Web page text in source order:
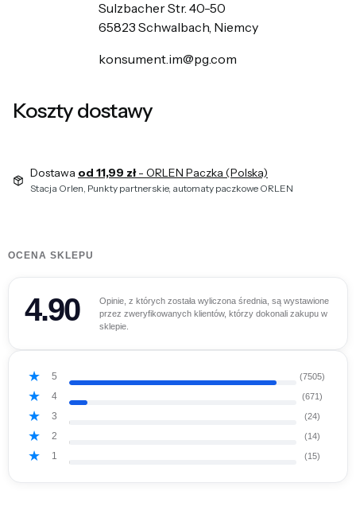
Sulzbacher Str. 40-50
65823 Schwalbach, Niemcy
konsument.im@pg.com
Koszty dostawy
Dostawa od 11,99 zł- ORLEN Paczka (Polska)
Stacja Orlen, Punkty partnerskie, automaty paczkowe ORLEN
OCENA SKLEPU
4.90
Opinie, z których została wyliczona średnia, są wystawione
przez zweryfikowanych klientów, którzy dokonali zakupu w
sklepie.
5 (7505)
4 (671)
3 (24)
2 (14)
1 (15)